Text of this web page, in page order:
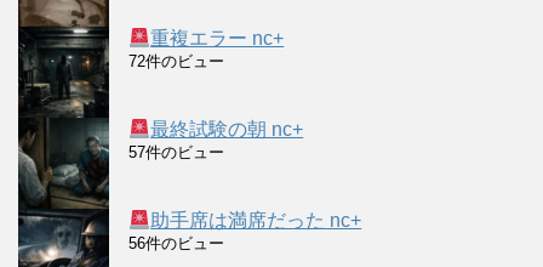
重複エラー nc+
72件のビュー
最終試験の朝 nc+
57件のビュー
助手席は満席だった nc+
56件のビュー